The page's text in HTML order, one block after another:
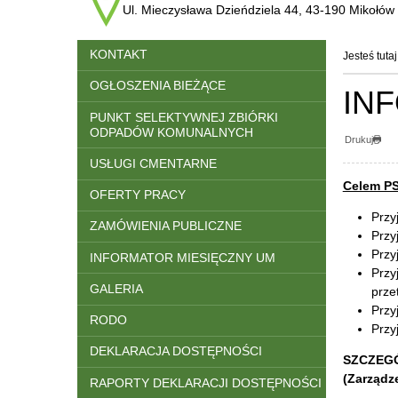
Ul. Mieczysława Dzieńdziela 44, 43-190 Mikołów
Menu
KONTAKT
OGŁOSZENIA BIEŻĄCE
PUNKT SELEKTYWNEJ ZBIÓRKI
ODPADÓW KOMUNALNYCH
USŁUGI CMENTARNE
OFERTY PRACY
ZAMÓWIENIA PUBLICZNE
INFORMATOR MIESIĘCZNY UM
GALERIA
RODO
DEKLARACJA DOSTĘPNOŚCI
RAPORTY DEKLARACJI DOSTĘPNOŚCI
Jesteś
Drukuj
Celem